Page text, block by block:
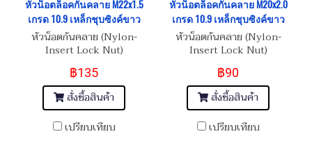
หัวน็อตล็อคกันคลาย M22x1.5
เกรด 10.9 เหล็กชุบซิงค์ขาว
หัวน็อตกันคลาย (Nylon-
Insert Lock Nut)
฿135
สั่งซื้อสินค้า
เปรียบเทียบ
หัวน็อตล็อคกันคลาย M20x2.0
เกรด 10.9 เหล็กชุบซิงค์ขาว
หัวน็อตกันคลาย (Nylon-
Insert Lock Nut)
฿90
สั่งซื้อสินค้า
เปรียบเทียบ